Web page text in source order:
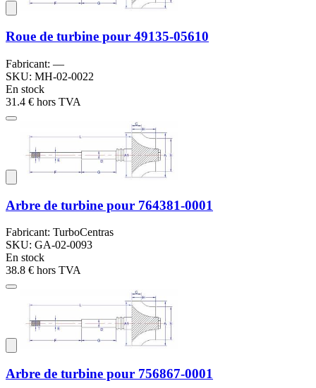
Roue de turbine pour 49135-05610
Fabricant: —
SKU: MH-02-0022
En stock
31.4 € hors TVA
Arbre de turbine pour 764381-0001
Fabricant: TurboCentras
SKU: GA-02-0093
En stock
38.8 € hors TVA
Arbre de turbine pour 756867-0001